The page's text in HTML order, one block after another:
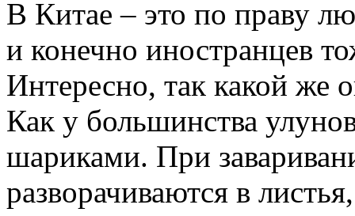
В Китае – это по праву
и конечно иностранцев
Интересно, так какой же
Как у большинства
шариками. При
разворачиваются в